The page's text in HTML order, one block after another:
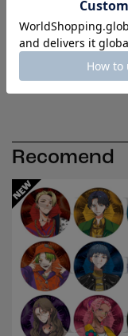
CAST
© 1986 STUDIOCANAL
Recomend